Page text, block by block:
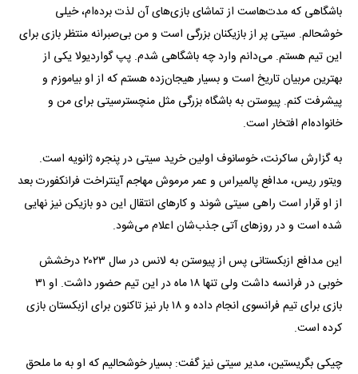
باشگاهی که مدت‌هاست از تماشای بازی‌های آن لذت برده‌ام، خیلی
خوشحالم. سیتی پر از بازیکنان بزرگی است و من بی‌صبرانه منتظر بازی برای
این تیم هستم. می‌دانم وارد چه باشگاهی شدم. پپ گواردیولا یکی از
بهترین مربیان تاریخ است و بسیار هیجان‌زده هستم که از او بیاموزم و
پیشرفت کنم. پیوستن به باشگاه بزرگی مثل منچسترسیتی برای من و
خانواده‌ام افتخار است.
به گزارش ساکرنت، خوسانوف اولین خرید سیتی در پنجره ژانویه است.
ویتور ریس، مدافع پالمیراس و عمر مرموش مهاجم آینتراخت فرانکفورت بعد
از او قرار است راهی سیتی شوند و کار‌های انتقال این دو بازیکن نیز نهایی
شده است و در روز‌های آتی جذب‌شان اعلام می‌شود.
این مدافع ازبکستانی پس از پیوستن به لانس در سال ۲۰۲۳ درخشش
خوبی در فرانسه داشت ولی تنها ۱۸ ماه در این تیم حضور داشت. او ۳۱
بازی برای تیم فرانسوی انجام داده و ۱۸ بار نیز تاکنون برای ازبکستان بازی
کرده است.
چیکی بگریستین، مدیر سیتی نیز گفت: بسیار خوشحالیم که او به ما ملحق